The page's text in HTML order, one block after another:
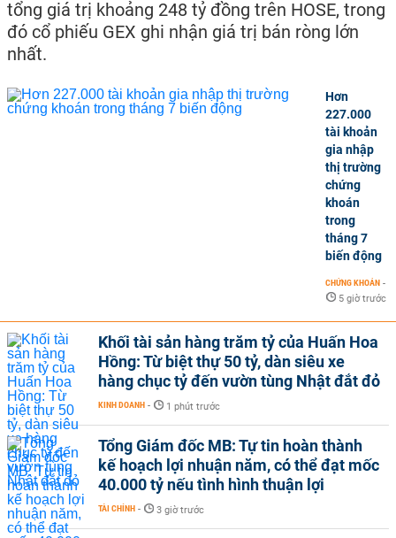
tổng giá trị khoảng 248 tỷ đồng trên HOSE, trong
đó cổ phiếu GEX ghi nhận giá trị bán ròng lớn
nhất.
Hơn
227.000
tài khoản
gia nhập
thị trường
chứng
khoán
trong
tháng 7
biến động
CHỨNG KHOÁN -
5 giờ trước
Khối tài sản hàng trăm tỷ của Huấn Hoa
Hồng: Từ biệt thự 50 tỷ, dàn siêu xe
hàng chục tỷ đến vườn tùng Nhật đắt đỏ
KINH DOANH - 1 phút trước
Tổng Giám đốc MB: Tự tin hoàn thành
kế hoạch lợi nhuận năm, có thể đạt mốc
40.000 tỷ nếu tình hình thuận lợi
TÀI CHÍNH - 3 giờ trước